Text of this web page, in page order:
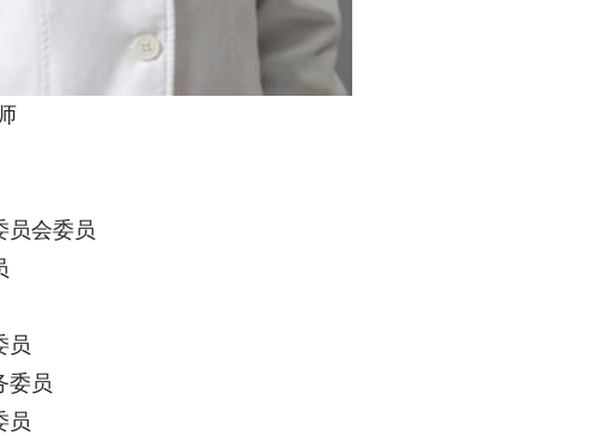
员会委员
员
委员
员